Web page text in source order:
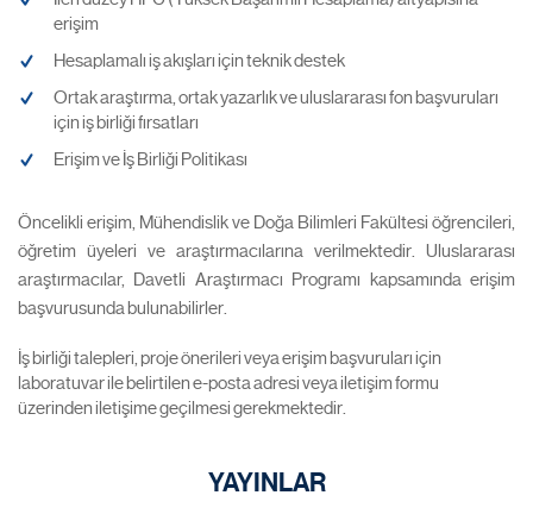
erişim
Hesaplamalı iş akışları için teknik destek
Ortak araştırma, ortak yazarlık ve uluslararası fon başvuruları
için iş birliği fırsatları
Erişim ve İş Birliği Politikası
Öncelikli erişim, Mühendislik ve Doğa Bilimleri Fakültesi öğrencileri,
öğretim üyeleri ve araştırmacılarına verilmektedir. Uluslararası
araştırmacılar, Davetli Araştırmacı Programı kapsamında erişim
başvurusunda bulunabilirler.
İş birliği talepleri, proje önerileri veya erişim başvuruları için
laboratuvar ile belirtilen e-posta adresi veya iletişim formu
üzerinden iletişime geçilmesi gerekmektedir.
YAYINLAR